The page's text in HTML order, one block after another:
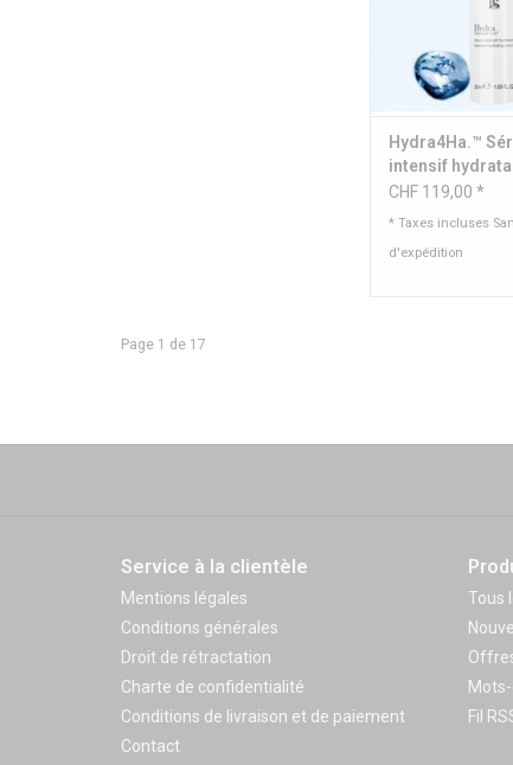
Hydra4Ha.™
intensif
CHF 119,00 *
* Taxes incluses
d'expédition
Page 1 de 17
Service à la clientèle
Mentions légales
Conditions générales
Droit de rétractation
Charte de confidentialité
Conditions de livraison et de paiement
Contact
Tous
Fil